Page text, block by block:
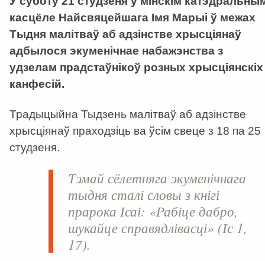
касцёле Найсвяцейшага Імя Марыі ў межах
Тыдня малітваў аб адзінстве хрысціянаў
адбылося экуменічнае набажэнства з
удзелам прадстаўнікоў розных хрысціянскіх
канфесій.
Традыцыйна Тыдзень малітваў аб адзінстве
хрысціянаў праходзіць ва ўсім свеце з 18 па 25
студзеня.
Тэмай сёлетняга экуменічнага
тыдня сталі словы з кнігі
прарока Ісаі: «Рабіце дабро,
шукайце справядлівасці» (Іс 1,
17).